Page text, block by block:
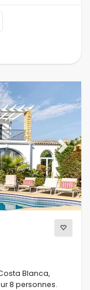
Next
Blanca,
8 personnes.